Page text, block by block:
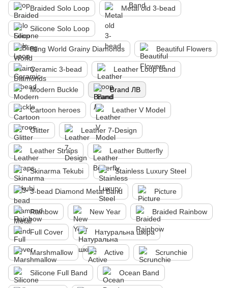
Braided Solo Loop Metal old 3-bead
Silicone Solo Loop
Bling World Grainy Diamonds Beautiful Flowers
Ceramic 3-bead Leather Loop Band
Modern Buckle Brand ЛВ
Cartoon heroes Leather V Model
Glitter Leather 7-Design
Leather Straps Leather Butterfly
Skinarma Tekubi Stainless Luxury Steel
3-bead Diamond Metal Band Picture
Rainbow New Year Braided Rainbow
Full Cover Натуральна шкіра
Marshmallow Active Scrunchie
Silicone Full Band Ocean Band